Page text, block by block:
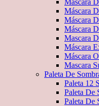
Máscara
Máscara
Máscara
Máscara
Mascara
Máscara
Máscara
Mascara
Paleta De
Paleta 12
Paleta De
Paleta De